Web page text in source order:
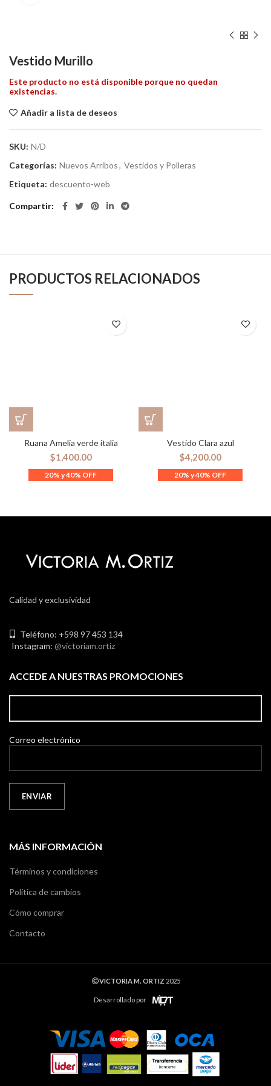
Vestido Murillo
Este producto no está disponible porque no quedan
existencias.
Añadir a lista de deseos
SKU: N/D
Categorías: Nuevos Arribos, Vestidos y Polleras
Etiqueta: descuento-web
Compartir
PRODUCTOS RELACIONADOS
Ruana Amelia verde italia
$1,400.00
Vestido Clara azul
$4,200.00
Calidad y exclusividad
Teléfono: +598 97 453 134
Instagram: @victoriam.ortiz
ACCEDE A NUESTRAS PROMOCIONES
Correo electrónico
MÁS INFORMACIÓN
Términos y condiciones
Política de cambios
Cómo comprar
Contacto
VICTORIA M. ORTIZ 2025
Desarrollado por